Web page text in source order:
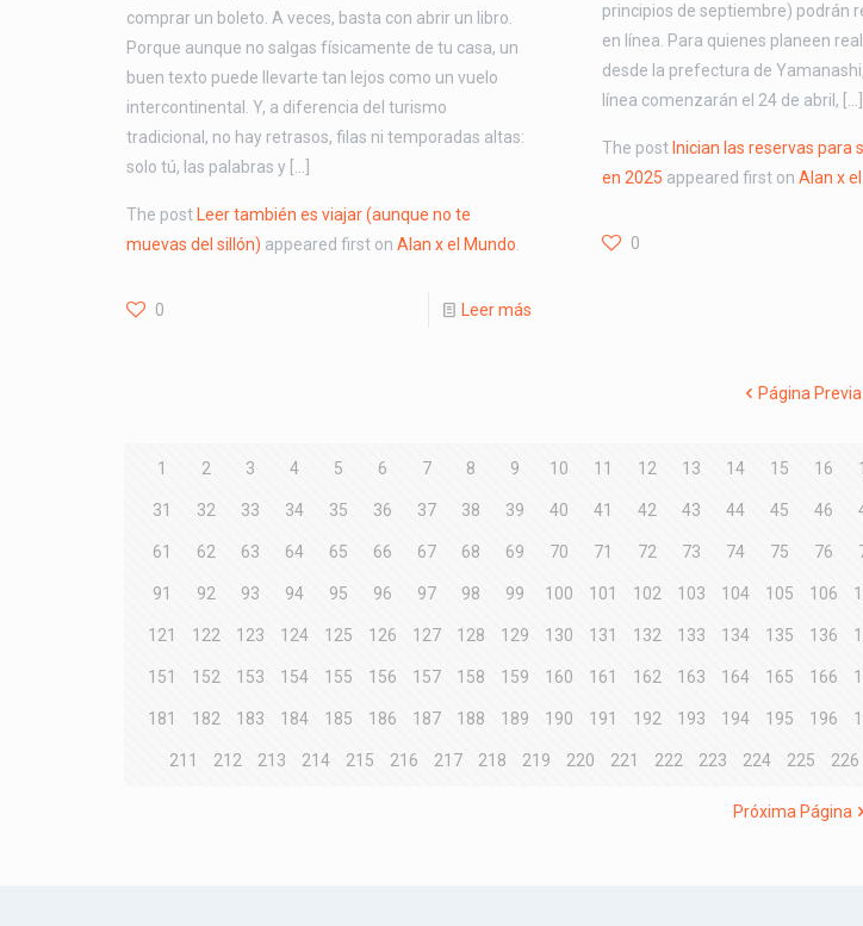
comprar un boleto. A veces, basta con abrir un libro.
Porque aunque no salgas físicamente de tu casa, un
buen texto puede llevarte tan lejos como un vuelo
intercontinental. Y, a diferencia del turismo
tradicional, no hay retrasos, filas ni temporadas altas:
solo tú, las palabras y […]
The post Leer también es viajar (aunque no te
muevas del sillón) appeared first on Alan x el Mundo.
0 Leer más
principios de septiembre) podrán
en línea. Para quienes planeen
desde la prefectura de
línea comenzarán el 24 de abril, […]
The post Inician las reservas para
en 2025 appeared first on Alan x
0
Página Previa
1 2 3 4 5 6 7 8 9 10 11 12 13 14 15 16
31 32 33 34 35 36 37 38 39 40 41 42 43 44 45 46
61 62 63 64 65 66 67 68 69 70 71 72 73 74 75 76
91 92 93 94 95 96 97 98 99 100 101 102 103 104 105 106
121 122 123 124 125 126 127 128 129 130 131 132 133 134 135 136
151 152 153 154 155 156 157 158 159 160 161 162 163 164 165 166
181 182 183 184 185 186 187 188 189 190 191 192 193 194 195 196
211 212 213 214 215 216 217 218 219 220 221 222 223 224 225 226
Próxima Página